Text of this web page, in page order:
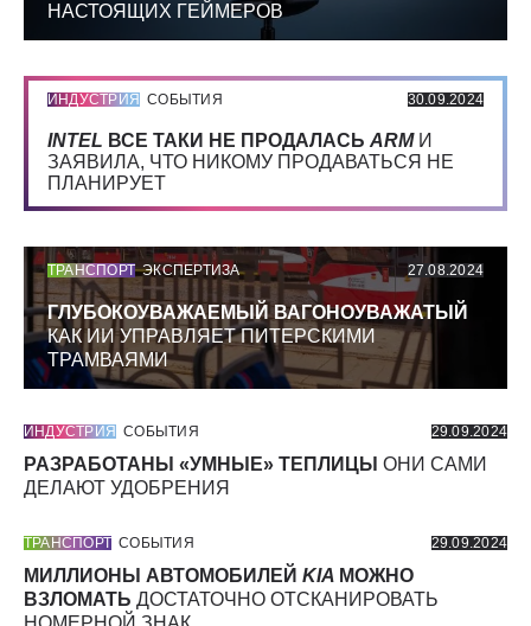
НАСТОЯЩИХ ГЕЙМЕРОВ
ИНДУСТРИЯ СОБЫТИЯ 30.09.2024
INTEL ВСЕ ТАКИ НЕ ПРОДАЛАСЬ ARMИ
ЗАЯВИЛА, ЧТО НИКОМУ ПРОДАВАТЬСЯ НЕ
ПЛАНИРУЕТ
ТРАНСПОРТ ЭКСПЕРТИЗА 27.08.2024
ГЛУБОКОУВАЖАЕМЫЙ ВАГОНОУВАЖАТЫЙ
КАК ИИ УПРАВЛЯЕТ ПИТЕРСКИМИ
ТРАМВАЯМИ
ИНДУСТРИЯ СОБЫТИЯ 29.09.2024
РАЗРАБОТАНЫ «УМНЫЕ» ТЕПЛИЦЫ ОНИ САМИ
ДЕЛАЮТ УДОБРЕНИЯ
ТРАНСПОРТ СОБЫТИЯ 29.09.2024
МИЛЛИОНЫ АВТОМОБИЛЕЙ KIA МОЖНО
ВЗЛОМАТЬ ДОСТАТОЧНО ОТСКАНИРОВАТЬ